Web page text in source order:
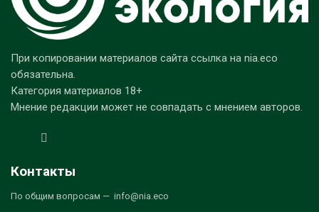
При копировании материалов сайта ссылка на nia.eco
обязательна.
Категория материалов 18+
Мнение редакции может не совпадать с мнением авторов.
Контакты
По общим вопросам — info@nia.eco